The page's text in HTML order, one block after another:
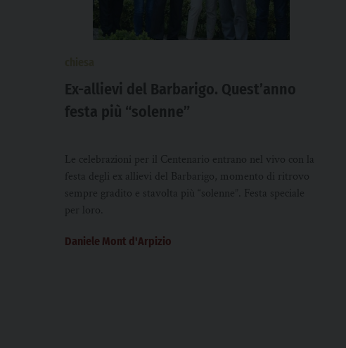
Ex-allievi del Barbarigo. Quest’anno
festa più “solenne”
Le celebrazioni per il Centenario entrano nel vivo con la
festa degli ex allievi del Barbarigo, momento di ritrovo
sempre gradito e stavolta più “solenne”. Festa speciale
per loro.
Daniele Mont d'Arpizio